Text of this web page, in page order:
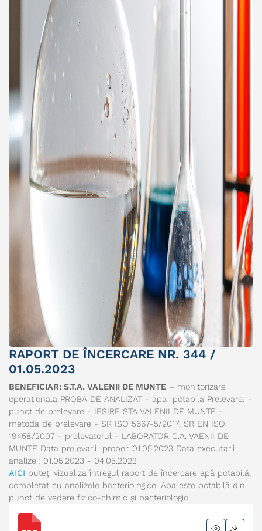
RAPORT DE ÎNCERCARE NR. 344 /
01.05.2023
BENEFICIAR: S.T.A. VALENII DE MUNTE – monitorizare
operationala PROBA DE ANALIZAT - apa potabila Prelevare: -
punct de prelevare - IESIRE STA VALENII DE MUNTE -
metoda de prelevare - SR ISO 5667-5/2017, SR EN ISO
19458/2007 - prelevatorul - LABORATOR C.A. VAENII DE
MUNTE Data prelevarii probei: 01.05.2023 Data executarii
analizei: 01.05.2023 - 04.05.2023
AICI puteți vizualiza întregul raport de încercare apă potabilă,
completat cu analizele bacteriologice. Apa este potabilă din
punct de vedere fizico-chimic și bacteriologic.